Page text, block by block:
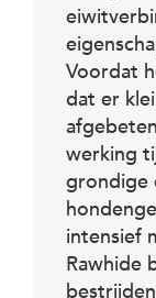
Voordat
dat er
werking
grondige
intensief
Rawhide